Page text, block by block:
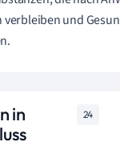
verbleiben und
in
24